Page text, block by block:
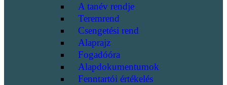
A tanév rendje
Teremrend
Csengetési rend
Alaprajz
Fogadóóra
Alapdokumentumok
Fenntartói értékelés